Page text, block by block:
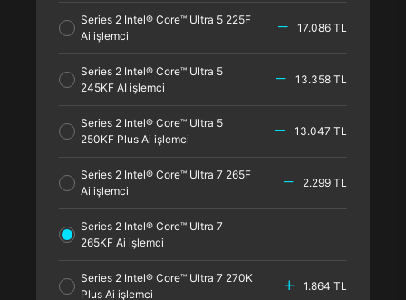
Series 2 Intel® Core™ Ultra 5 225F
Ai işlemci
17.086 TL
Series 2 Intel® Core™ Ultra 5
245KF AI işlemci
13.358 TL
Series 2 Intel® Core™ Ultra 5
250KF Plus Ai işlemci
13.047 TL
Series 2 Intel® Core™ Ultra 7 265F
Ai işlemci
2.299 TL
Series 2 Intel® Core™ Ultra 7
265KF Ai işlemci
Series 2 Intel® Core™ Ultra 7 270K
Plus Ai işlemci
1.864 TL